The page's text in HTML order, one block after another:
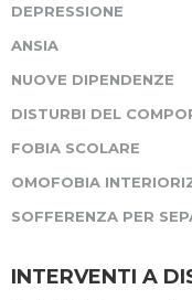
DEPRESSIONE
ANSIA
NUOVE DIPENDENZE
DISTURBI DEL
FOBIA SCOLARE
OMOFOBIA
SOFFERENZA PER
INTERVENTI A